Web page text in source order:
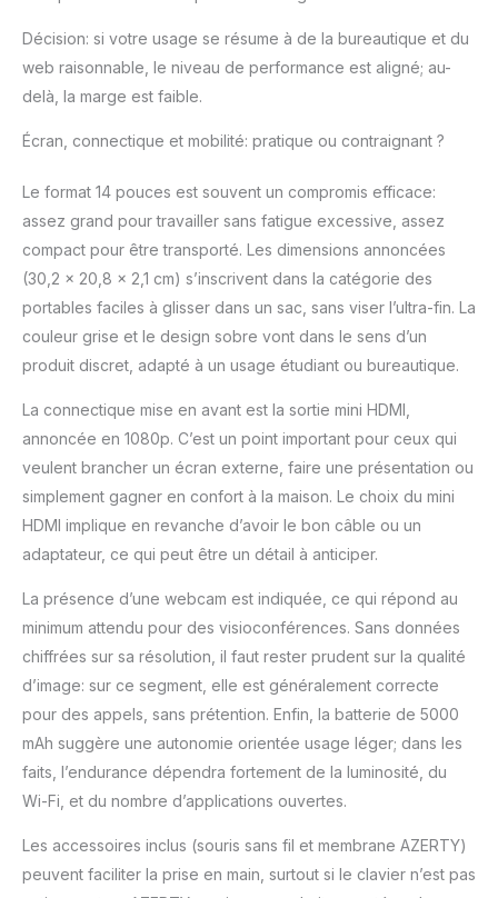
Décision: si votre usage se résume à de la bureautique et du
web raisonnable, le niveau de performance est aligné; au-
delà, la marge est faible.
Écran, connectique et mobilité: pratique ou contraignant ?
Le format 14 pouces est souvent un compromis efficace:
assez grand pour travailler sans fatigue excessive, assez
compact pour être transporté. Les dimensions annoncées
(30,2 x 20,8 x 2,1 cm) s’inscrivent dans la catégorie des
portables faciles à glisser dans un sac, sans viser l’ultra-fin. La
couleur grise et le design sobre vont dans le sens d’un
produit discret, adapté à un usage étudiant ou bureautique.
La connectique mise en avant est la sortie mini HDMI,
annoncée en 1080p. C’est un point important pour ceux qui
veulent brancher un écran externe, faire une présentation ou
simplement gagner en confort à la maison. Le choix du mini
HDMI implique en revanche d’avoir le bon câble ou un
adaptateur, ce qui peut être un détail à anticiper.
La présence d’une webcam est indiquée, ce qui répond au
minimum attendu pour des visioconférences. Sans données
chiffrées sur sa résolution, il faut rester prudent sur la qualité
d’image: sur ce segment, elle est généralement correcte
pour des appels, sans prétention. Enfin, la batterie de 5000
mAh suggère une autonomie orientée usage léger; dans les
faits, l’endurance dépendra fortement de la luminosité, du
Wi-Fi, et du nombre d’applications ouvertes.
Les accessoires inclus (souris sans fil et membrane AZERTY)
peuvent faciliter la prise en main, surtout si le clavier n’est pas